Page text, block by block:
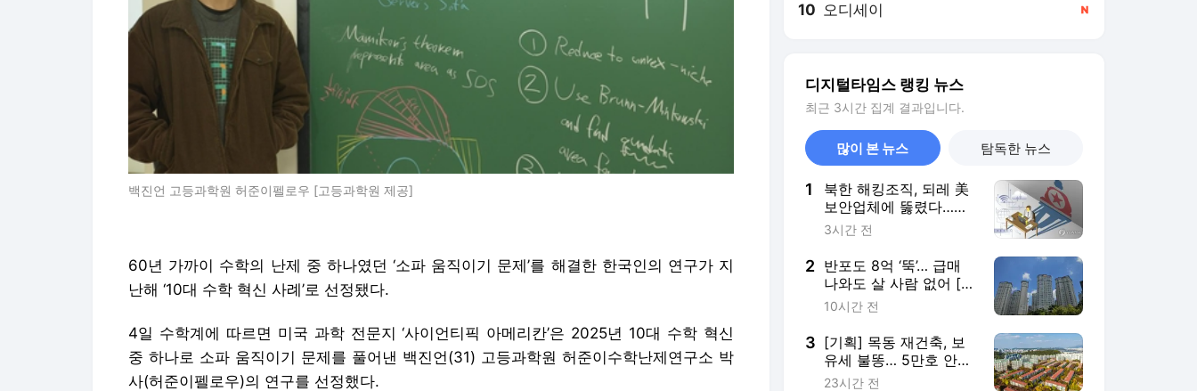
백진언 고등과학원 허준이펠로우 [고등과학원 제공]
60년 가까이 수학의 난제 중 하나였던 ‘소파 움직이기 문제’를 해결한 한국인의 연구가 지
난해 ‘10대 수학 혁신 사례’로 선정됐다.
4일 수학계에 따르면 미국 과학 전문지 ‘사이언티픽 아메리칸’은 2025년 10대 수학 혁신
중 하나로 소파 움직이기 문제를 풀어낸 백진언(31) 고등과학원 허준이수학난제연구소 박
사(허준이펠로우)의 연구를 선정했다.
10 오디세이
디지털타임스 랭킹 뉴스
최근 3시간 집계 결과입니다.
많이 본 뉴스 탐독한 뉴스
1
북한 해킹조직, 되레 美
보안업체에 뚫렸다…
1640개 기업 해킹 사실
3시간 전
2 반포도 8억 ‘뚝’… 급매
나와도 살 사람 없어 [안
다솜의 家봄]
10시간 전
3 [기획] 목동 재건축, 보
유세 불똥… 5만호 안갯
속
23시간 전